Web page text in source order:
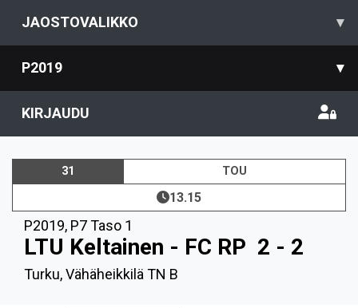
JAOSTOVALIKKO ▾
P2019 ▾
KIRJAUDU
31 TOU
13.15
P2019, P7 Taso 1
LTU Keltainen - FC RP 2 - 2
Turku, Vähäheikkilä TN B